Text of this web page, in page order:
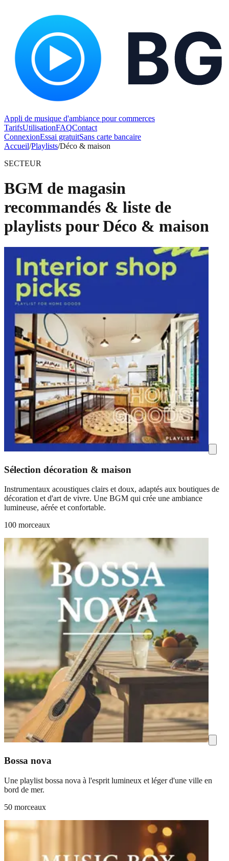
Appli de musique d'ambiance pour commerces
TarifsUtilisationFAQContact
ConnexionEssai gratuitSans carte bancaire
Accueil/Playlists/Déco & maison
SECTEUR
BGM de magasin
recommandés & liste de
playlists pour Déco & maison
Sélection décoration & maison
Instrumentaux acoustiques clairs et doux, adaptés aux boutiques de
décoration et d'art de vivre. Une BGM qui crée une ambiance
lumineuse, aérée et confortable.
100 morceaux
Bossa nova
Une playlist bossa nova à l'esprit lumineux et léger d'une ville en
bord de mer.
50 morceaux